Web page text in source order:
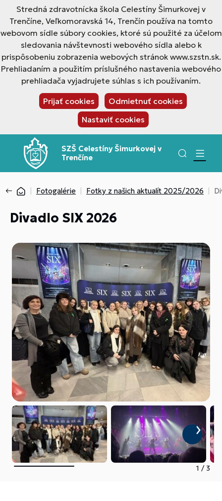
Stredná zdravotnícka škola Celestíny Šimurkovej v
Trenčíne, Veľkomoravská 14, Trenčín používa na tomto
webovom sídle súbory cookies, ktoré sú použité za účelom
sledovania návštevnosti webového sídla alebo k
prispôsobeniu zobrazenia webových stránok www.szstn.sk.
Prehliadaním a použitím príslušného nastavenia webového
prehliadača vyjadrujete súhlas s ich používaním.
Prijať cookies
Odmietnuť cookies
Nastaviť cookies
SZŠ Celestíny Šimurkovej v
Trenčíne
Fotogalérie Fotky z našich aktualít 2025/2026
Divadlo SIX 2026
1 / 3